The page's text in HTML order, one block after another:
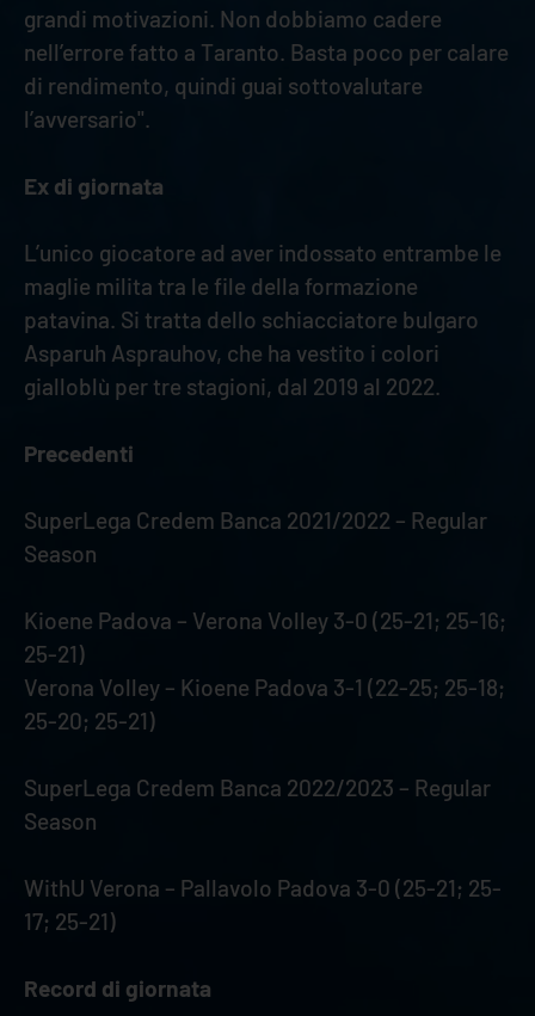
grandi motivazioni. Non dobbiamo cadere
nell’errore fatto a Taranto. Basta poco per calare
di rendimento, quindi guai sottovalutare
l’avversario".
Ex di giornata
L’unico giocatore ad aver indossato entrambe le
maglie milita tra le file della formazione
patavina. Si tratta dello schiacciatore bulgaro
Asparuh Asprauhov, che ha vestito i colori
gialloblù per tre stagioni, dal 2019 al 2022.
Precedenti
SuperLega Credem Banca 2021/2022 – Regular
Season
Kioene Padova – Verona Volley 3-0 (25-21; 25-16;
25-21)
Verona Volley – Kioene Padova 3-1 (22-25; 25-18;
25-20; 25-21)
SuperLega Credem Banca 2022/2023 – Regular
Season
WithU Verona – Pallavolo Padova 3-0 (25-21; 25-
17; 25-21)
Record di giornata